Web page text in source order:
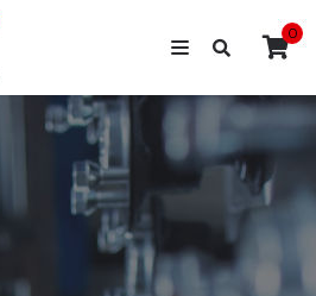
0